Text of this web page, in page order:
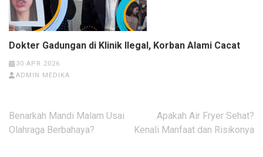
Dokter Gadungan di Klinik Ilegal, Korban Alami Cacat
30 APR 2026
ADMIN MEDIKA
Post
navigation
Benarkah Mandi Malam Usai
Olahraga Berbahaya?
Apakah Air Fryer Sehat?
Kenali Manfaat dan Risikonya